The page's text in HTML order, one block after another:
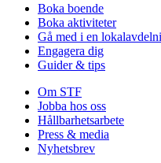
Boka boende
Boka aktiviteter
Gå med i en
Engagera dig
Guider & tips
Om STF
Jobba hos oss
Hållbarhetsarbete
Press & media
Nyhetsbrev